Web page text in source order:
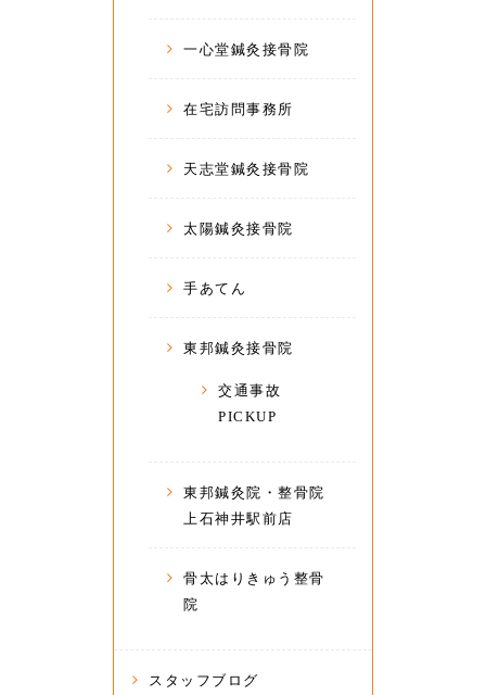
一心堂鍼灸接骨院
在宅訪問事務所
天志堂鍼灸接骨院
太陽鍼灸接骨院
手あてん
東邦鍼灸接骨院
交通事故
PICKUP
東邦鍼灸院・整骨院
上石神井駅前店
骨太はりきゅう整骨
院
スタッフブログ